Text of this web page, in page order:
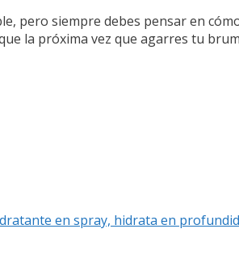
pero siempre debes pensar en
la próxima vez que agarres tu
en spray, hidrata en